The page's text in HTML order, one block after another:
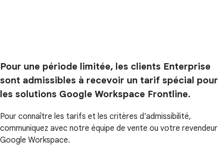
Pour une période limitée, les clients Enterprise
sont admissibles à recevoir un tarif spécial pour
les solutions Google Workspace Frontline.
Pour connaître les tarifs et les critères d'admissibilité,
communiquez avec notre équipe de vente ou votre revendeur
Google Workspace.